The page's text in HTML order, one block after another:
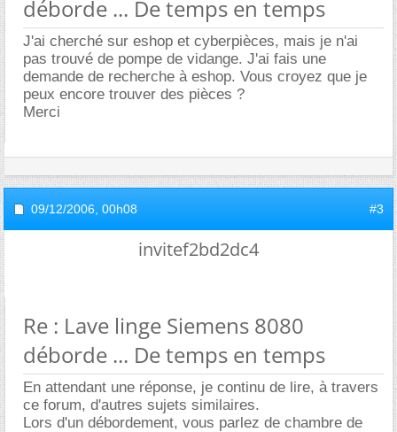
déborde ... De temps en temps
J'ai cherché sur eshop et cyberpièces, mais je n'ai
pas trouvé de pompe de vidange. J'ai fais une
demande de recherche à eshop. Vous croyez que je
peux encore trouver des pièces ?
Merci
09/12/2006, 00h08 #3
invitef2bd2dc4
Re : Lave linge Siemens 8080
déborde ... De temps en temps
En attendant une réponse, je continu de lire, à travers
ce forum, d'autres sujets similaires.
Lors d'un débordement, vous parlez de chambre de